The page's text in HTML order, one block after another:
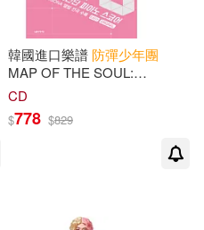
韓國進口樂譜 防彈少年團
MAP OF THE SOUL:
PERSONA BTS Piano Score
口版)
CD
$778 $829